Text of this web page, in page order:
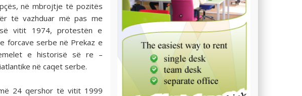
në mbrojtje të pozitës
të vazhduar më pas me
vitit 1974, protestën e
forcave serbe në Prekaz e
e historisë së re –
në caqet serbe.
24 qershor të vitit 1999